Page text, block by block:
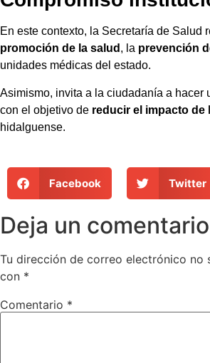
En este contexto, la Secretaría de Salud
promoción de la salud , la prevención
unidades médicas del estado.
Asimismo, invita a la ciudadanía a hacer
con el objetivo de reducir el impacto de
hidalguense.
Facebook Twitter
Deja un comentario
Tu dirección de correo electrónico no
con *
Comentario *